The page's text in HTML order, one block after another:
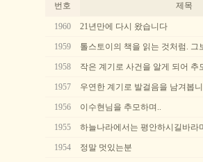
번호 제목
1960 21년만에 다시 왔습니다
1959 톨스토이의 책을 읽는 것처럼.
1958 작은 계기로 사건을 알게 되어
1957 우연한 계기로 발걸음을 남겨봅
1956 이수현님을 추모하며..
1955 하늘나라에서는 평안하시길바라
1954 정말 멋있는분